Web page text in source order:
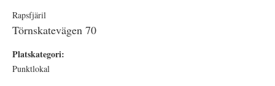
Rapsfjäril
Törnskatevägen 70
Platskategori:
Punktlokal